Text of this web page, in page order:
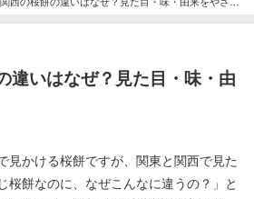
違いはなぜ？見た目・味・由
見かける桜餅ですが、関東と関西で見た
桜餅なのに、なぜこんなに違うの？」と